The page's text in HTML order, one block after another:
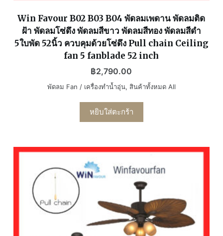
Win Favour B02 B03 B04 พัดลมเพดาน พัดลมติด
ฝ้า พัดลมโซ่ดึง พัดลมสีขาว พัดลมสีทอง พัดลมสีดำ
5ใบพัด 52นิ้ว ควบคุมด้วยโซ่ดึง Pull chain Ceiling
fan 5 fanblade 52 inch
฿2,790.00
พัดลม Fan / เครื่องทำน้ำอุ่น, สินค้าทั้งหมด All
หยิบใส่ตะกร้า